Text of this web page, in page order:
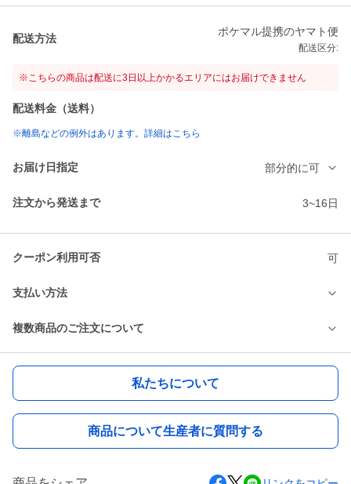
配送方法
ポケマル提携のヤマト便
配送区分:
※こちらの商品は配送に3日以上かかるエリアにはお届けできません
配送料金（送料）
※離島などの例外はあります。詳細はこちら
お届け日指定 部分的に可
注文から発送まで 3~16日
クーポン利用可否 可
支払い方法
複数商品のご注文について
私たちについて
商品について生産者に質問する